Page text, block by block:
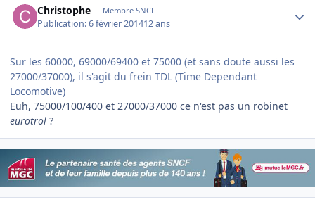
Christophe Membre SNCF
Publication:6 février 201412 ans
Sur les 60000, 69000/69400 et 75000 (et sans doute aussi les
27000/37000), il s'agit du frein TDL (Time Dependant
Locomotive)
Euh, 75000/100/400 et 27000/37000 ce n'est pas un robinet
eurotrol ?